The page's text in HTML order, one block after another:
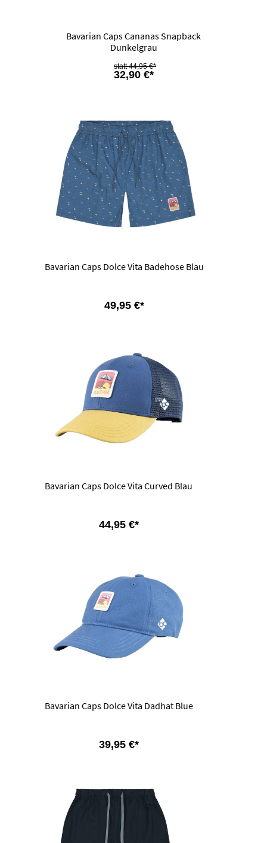
Bavarian Caps Cananas Snapback
Dunkelgrau
32,90 €*
44,95 €*
Bavarian Caps Dolce Vita Badehose Blau
49,95 €*
Bavarian Caps Dolce Vita Curved Blau
44,95 €*
Bavarian Caps Dolce Vita Dadhat Blue
39,95 €*